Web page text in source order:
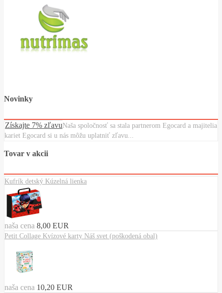
Novinky
Získajte 7% zľavuNaša spoločnosť sa stala partnerom Egocard a majitelia
kariet Egocard si u nás môžu uplatniť zľavu...
Tovar v akcii
Kufrík detský Kúzelná lienka
naša cena 8,00 EUR
Petit Collage Kvízové karty Náš svet (poškodená obal)
naša cena 10,20 EUR